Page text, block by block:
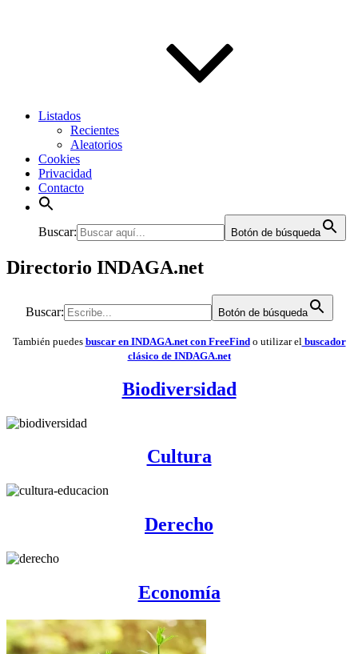
Listados
Recientes
Aleatorios
Cookies
Privacidad
Contacto
Buscar: Botón de búsqueda
Directorio INDAGA.net
Buscar: Botón de búsqueda
También puedes buscar en INDAGA.net con FreeFindo utilizar el buscador
clásico de INDAGA.net
Biodiversidad
Cultura
Derecho
Economía